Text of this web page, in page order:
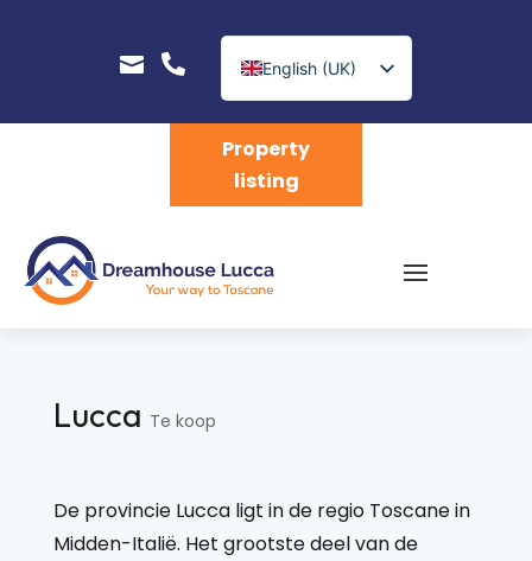
 
English (UK)
Nederlands
Property
listing
Lucca Te koop
De provincie Lucca ligt in de regio Toscane in
Midden-Italië. Het grootste deel van de